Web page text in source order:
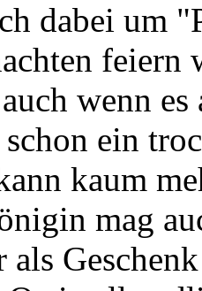
dabei um
feiern
wenn
ein
kaum
mag
als